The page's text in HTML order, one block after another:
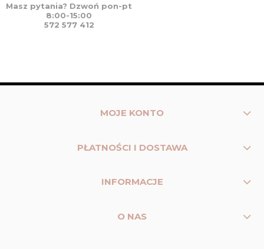
Masz pytania? Dzwoń pon-pt
8:00-15:00
572 577 412
MOJE KONTO
PŁATNOŚCI I DOSTAWA
INFORMACJE
O NAS